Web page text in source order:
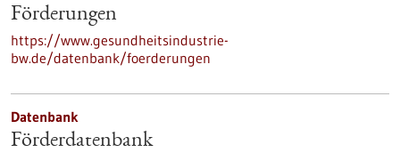
Förderungen
https://www.gesundheitsindustrie-
bw.de/datenbank/foerderungen
Datenbank
Förderdatenbank